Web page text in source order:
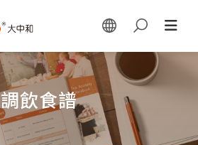
調飲食譜